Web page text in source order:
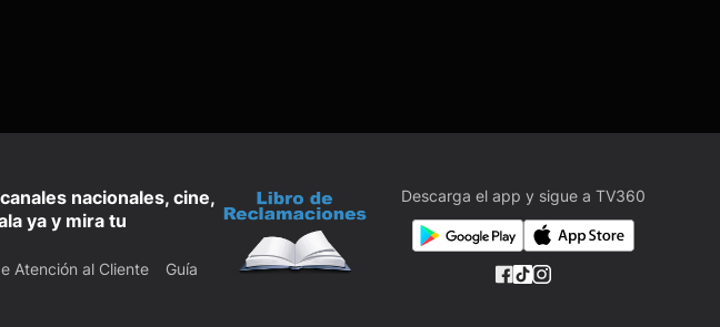
nacionales, cine,
ya y mira tu
Atención al Cliente Guía
Descarga el app y sigue a TV360